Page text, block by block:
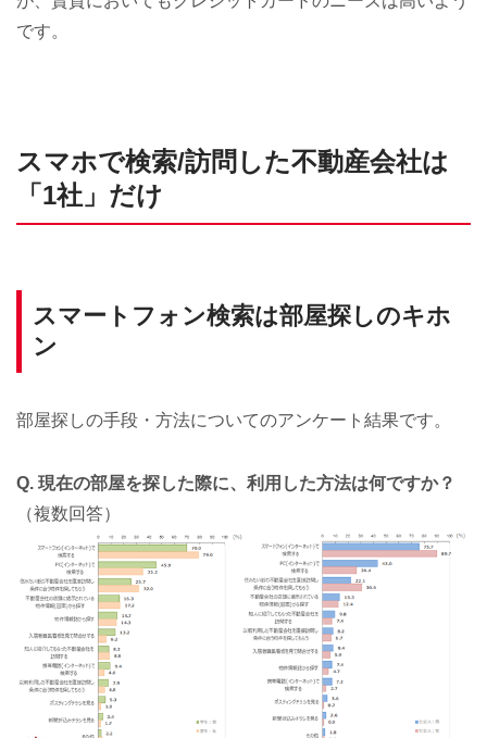
です。
スマホで検索/訪問した不動産会社は
「1社」だけ
スマートフォン検索は部屋探しのキホ
ン
部屋探しの手段・方法についてのアンケート結果です。
Q. 現在の部屋を探した際に、利用した方法は何ですか？
（複数回答）